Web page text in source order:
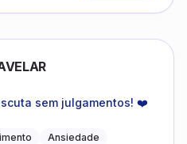
sem julgamentos! ❤️
Ansiedade